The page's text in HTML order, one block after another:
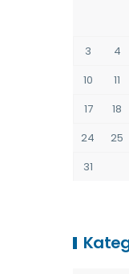
3
4
10
11
17
18
24
25
31